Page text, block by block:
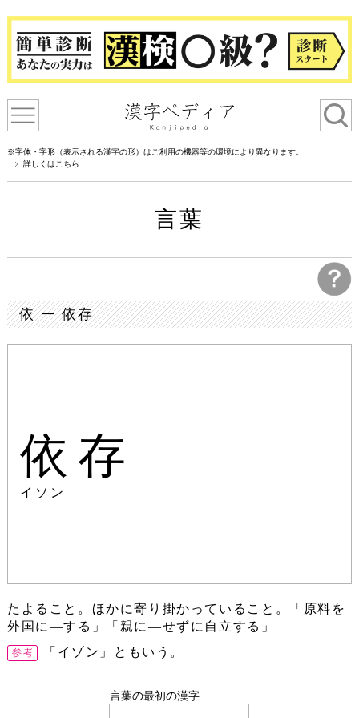
※字体・字形（表示される漢字の形）はご利用の機器等の環境により異なります。
詳しくはこちら
言葉
依 ー 依存
依存
イソン
たよること。ほかに寄り掛かっていること。「原料を
外国に―する」「親に―せずに自立する」
「イゾン」ともいう。
言葉の最初の漢字